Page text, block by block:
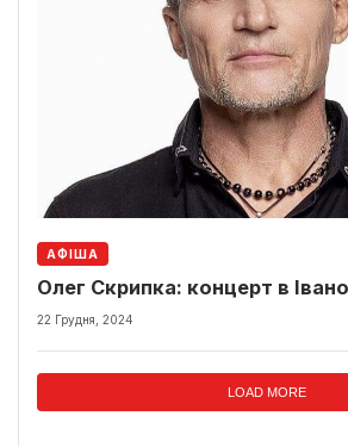
АФІША
Олег Скрипка: концерт в
22 Грудня, 2024
LOAD MORE